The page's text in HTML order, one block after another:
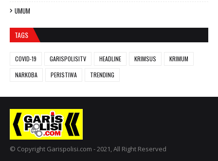
UMUM
TAGS
COVID-19 GARISPOLISITV HEADLINE KRIMSUS
KRIMUM
NARKOBA
PERISTIWA TRENDING
© Copyright Garispolisi.com - 2021, All Right Reserved